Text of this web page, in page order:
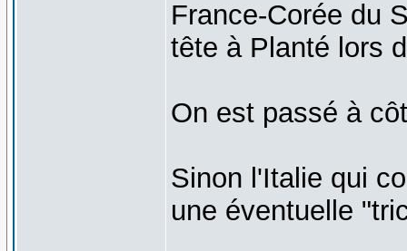
France-Corée du
tête à Planté lors
On est passé à
Sinon l'Italie qui
une éventuelle